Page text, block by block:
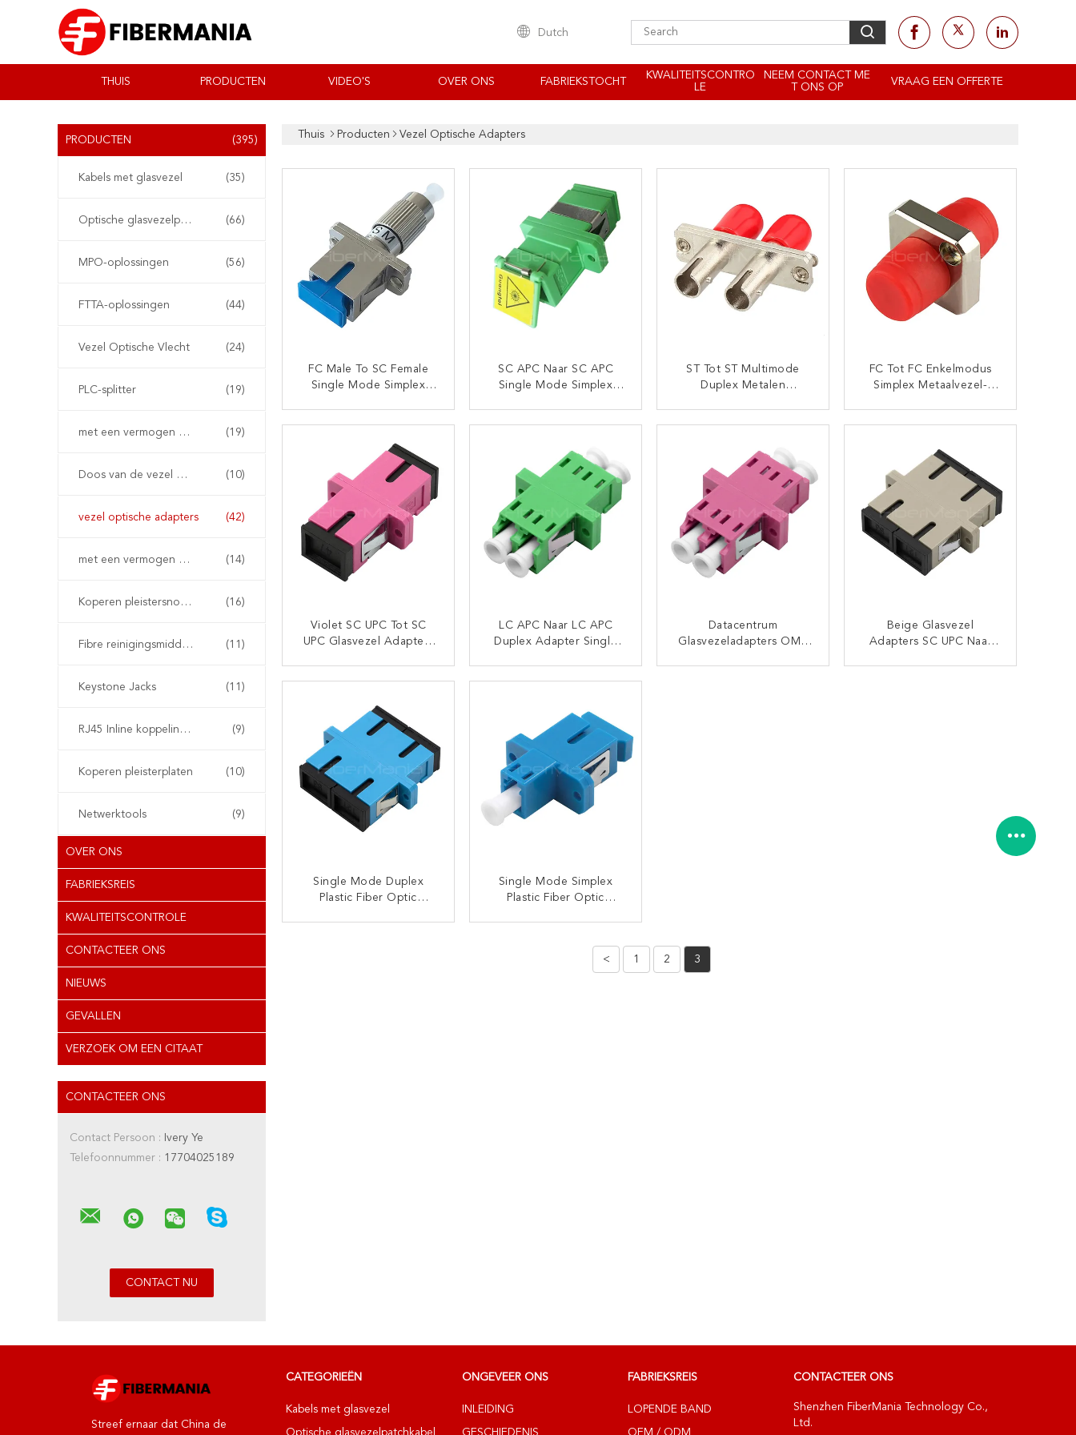
Dutch
THUIS PRODUCTEN VIDEO'S OVER ONS FABRIEKSTOCHT
KWALITEITSCONTRO
LE
NEEM CONTACT ME
T ONS OP
VRAAG EEN OFFERTE
PRODUCTEN (395)
Kabels met glasvezel (35)
Optische glasvezelpatchkabel (66)
MPO-oplossingen (56)
FTTA-oplossingen (44)
Vezel Optische Vlecht (24)
PLC-splitter (19)
met een vermogen van niet meer dan 50 W (19)
Doos van de vezel de Optische Beëindiging (10)
vezel optische adapters (42)
met een vermogen van niet meer dan 10 W (14)
Koperen pleistersnoeren (16)
Fibre reinigingsmiddelen (11)
Keystone Jacks (11)
RJ45 Inline koppelingsapparaat (9)
Koperen pleisterplaten (10)
Netwerktools (9)
OVER ONS
FABRIEKSREIS
KWALITEITSCONTROLE
CONTACTEER ONS
NIEUWS
GEVALLEN
VERZOEK OM EEN CITAAT
CONTACTEER ONS
Contact Persoon : Ivery Ye
Telefoonnummer : 17704025189
Thuis Producten Vezel Optische Adapters
FC Male To SC Female
Single Mode Simplex
CONTACT NU
SC APC Naar SC APC
Single Mode Simplex
CONTACT NU
ST Tot ST Multimode
Duplex Metalen
CONTACT NU
FC Tot FC Enkelmodus
Simplex Metaalvezel-
CONTACT NU
Violet SC UPC Tot SC
UPC Glasvezel Adapters
CONTACT NU
LC APC Naar LC APC
Duplex Adapter Single
CONTACT NU
Datacentrum
Glasvezeladapters OM4
Beige Glasvezel
Adapters SC UPC Naar
Single Mode Duplex
Plastic Fiber Optic
Single Mode Simplex
Plastic Fiber Optic
< 1 2 3
Streef ernaar dat China de
CATEGORIEËN
Kabels met glasvezel
Optische glasvezelpatchkabel
ONGEVEER ONS
INLEIDING
GESCHIEDENIS
FABRIEKSREIS
LOPENDE BAND
OEM / ODM
CONTACTEER ONS
Shenzhen FiberMania Technology Co.,
Ltd.